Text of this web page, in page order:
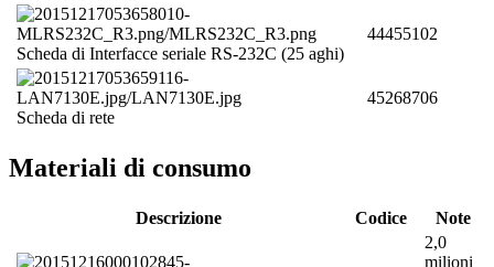
Scheda di Interfacce seriale RS-232C (25 aghi)
44455102
Scheda di rete
45268706
Materiali di consumo
Descrizione Codice
Note
2,0
milioni